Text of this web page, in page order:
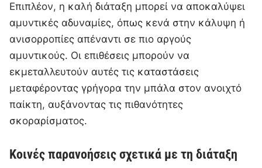
Επιπλέον, η καλή διάταξη μπορεί να αποκαλύψει
αμυντικές αδυναμίες, όπως κενά στην κάλυψη ή
ανισορροπίες απέναντι σε πιο αργούς
αμυντικούς. Οι επιθέσεις μπορούν να
εκμεταλλευτούν αυτές τις καταστάσεις
μεταφέροντας γρήγορα την μπάλα στον ανοιχτό
παίκτη, αυξάνοντας τις πιθανότητες
σκοραρίσματος.
Κοινές παρανοήσεις σχετικά με τη διάταξη